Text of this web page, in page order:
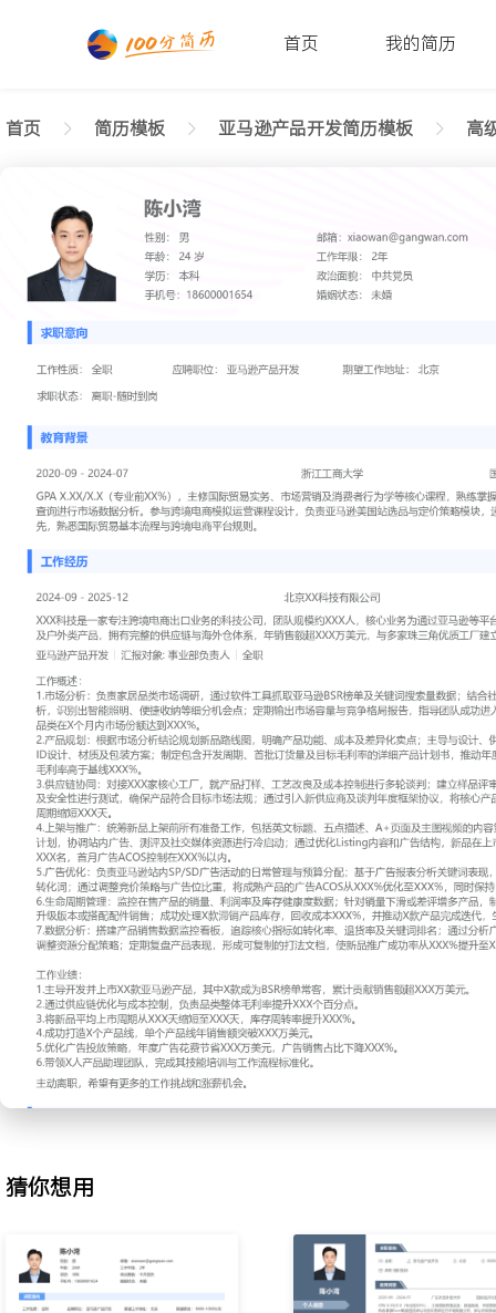
首页 我的简历
首页 简历模板 亚马逊产品开发简历模板 高
返回样式图
正在查看高级亚马逊产品开发基础简历模板文字版
陈小湾
性别: 男年龄: 26学历: 本科
邮箱: xiaowan@gangwan.com
求职意向
工作性质: 全职应聘职位: 亚马逊产品开发
求职状态: 离职-随时到岗
工作经历
2024-09
XXX科技是一家专注跨境电商出口业务的科技公司，团队规模约
亚马逊等平台向欧美市场销售家居、电子及户外类产品，拥有完整
系，年销售额超XXX万美元，与多家珠三角优质工厂建立深度合作。
亚马逊产品开发
工作概述：
1.市场分析：负责家居品类市场调研，通过软件工具抓取亚马逊BSR
数据；结合社交媒体趋势与用户评价分析，识别出智能照明、便捷
期输出市场容量与竞争格局报告，指导团队成功进入X个新细分市场
月内市场份额达到XXX%。
2.产品规划：根据市场分析结论规划新品路线图，明确产品功能、
导与设计、供应链团队评审会，敲定产品ID设计、材质及包装方案
首批订货量及目标毛利率的详细产品计划书，推动年度XX款新品成
于基线XXX%。
3.供应链协同：对接XXX家核心工厂，就产品打样、工艺改良及成本
缩短XXX天。
视频的内容策划与制作；制定新品期推广计划，协调站内广告、测
冷启动；通过优化Listing内容和广告结构，新品在上市X周内稳定进
首月广告ACOS控制在XXX%以内。
猜你想用